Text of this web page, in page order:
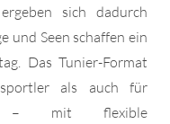
sich dadurch
und Seen schaffen ein
Das Tunier-Format
als auch für
– mit flexible